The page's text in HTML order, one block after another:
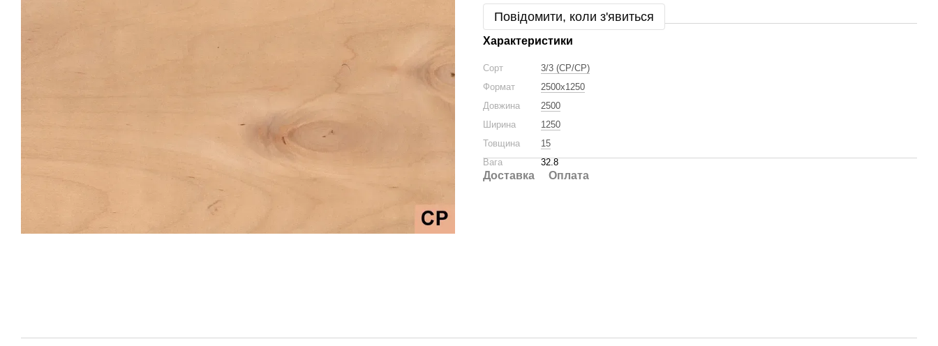
Повідомити, коли з'явиться
Характеристики
Сорт
3/3 (CP/CP)
Формат
2500x1250
Довжина
2500
Ширина
1250
Товщина
15
Вага
32.8
Доставка Оплата